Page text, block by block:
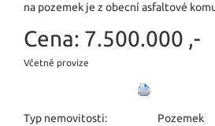
na pozemek je z obecní asfaltové
Cena: 7.500.000 ,-
Včetně provize
Typ nemovitosti:
Pozemek